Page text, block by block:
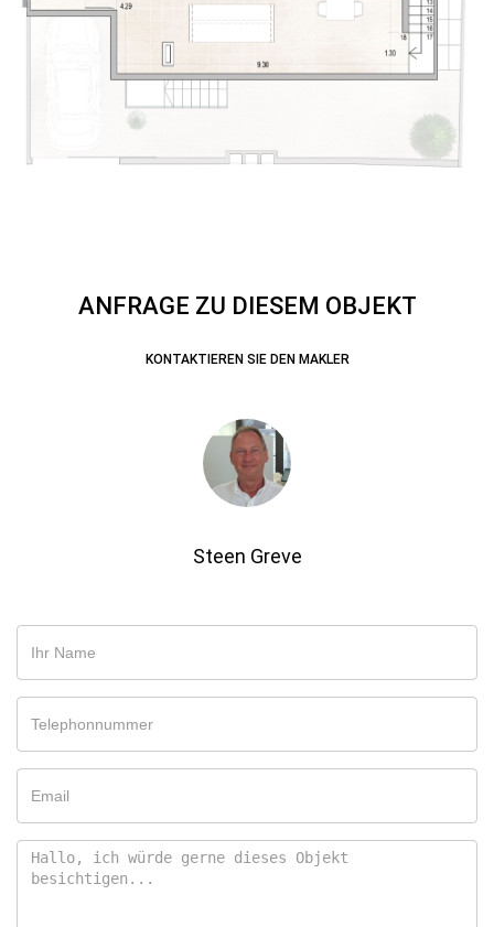
ANFRAGE ZU DIESEM OBJEKT
KONTAKTIEREN SIE DEN MAKLER
Steen Greve